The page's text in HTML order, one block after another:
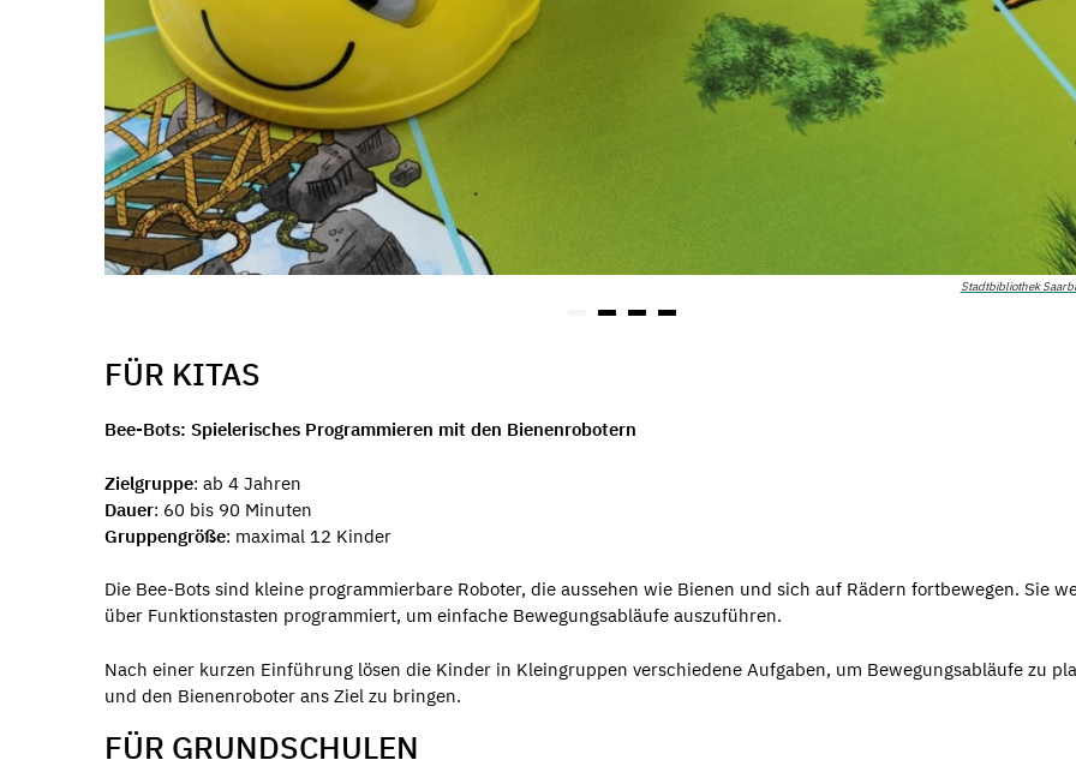
Stadtbibliothek
FÜR KITAS
Bee-Bots: Spielerisches Programmieren mit den Bienenrobotern
Zielgruppe: ab 4 Jahren
Dauer: 60 bis 90 Minuten
Gruppengröße: maximal 12 Kinder
Die Bee-Bots sind kleine programmierbare Roboter, die aussehen wie Bienen und sich auf Rädern fortbewegen. Sie
über Funktionstasten programmiert, um einfache Bewegungsabläufe auszuführen.
Nach einer kurzen Einführung lösen die Kinder in Kleingruppen verschiedene Aufgaben, um Bewegungsabläufe zu
und den Bienenroboter ans Ziel zu bringen.
FÜR GRUNDSCHULEN